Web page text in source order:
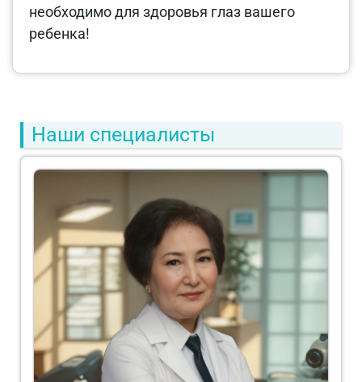
необходимо для здоровья глаз вашего
ребенка!
Наши специалисты